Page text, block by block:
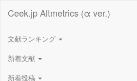
Ceek.jp Altmetrics (α ver.)
文献ランキング
新着文献
新着投稿